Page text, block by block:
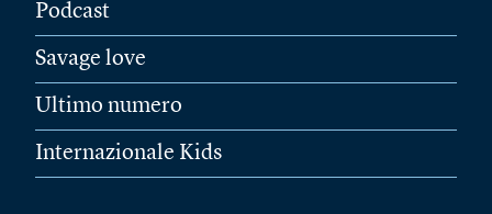
Podcast
Savage love
Ultimo numero
Internazionale Kids